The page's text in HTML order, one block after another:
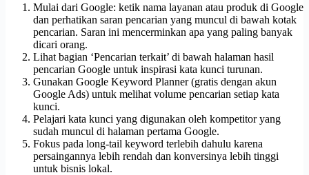
Mulai dari Google: ketik nama layanan atau produk di Google
dan perhatikan saran pencarian yang muncul di bawah kotak
pencarian. Saran ini mencerminkan apa yang paling banyak
dicari orang.
Lihat bagian ‘Pencarian terkait’ di bawah halaman hasil
pencarian Google untuk inspirasi kata kunci turunan.
Gunakan Google Keyword Planner (gratis dengan akun
Google Ads) untuk melihat volume pencarian setiap kata
kunci.
Pelajari kata kunci yang digunakan oleh kompetitor yang
sudah muncul di halaman pertama Google.
Fokus pada long-tail keyword terlebih dahulu karena
persaingannya lebih rendah dan konversinya lebih tinggi
untuk bisnis lokal.